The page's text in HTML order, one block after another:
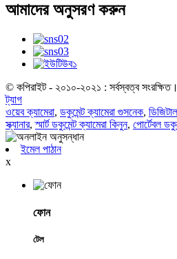
আমাদের অনুসরণ করুন
© কপিরাইট - ২০১০-২০২১ : সর্বস্বত্ব সংরক্ষিত।
ট্যাগ
ওয়েব ক্যামেরা, ডকুমেন্ট ক্যামেরা গুসনেক,
স্ক্যানার,স্মার্ট ডকুমেন্ট ক্যামেরা কিনুন, পোর্টেবল
ইমেল পাঠান
x
ফোন
টেল